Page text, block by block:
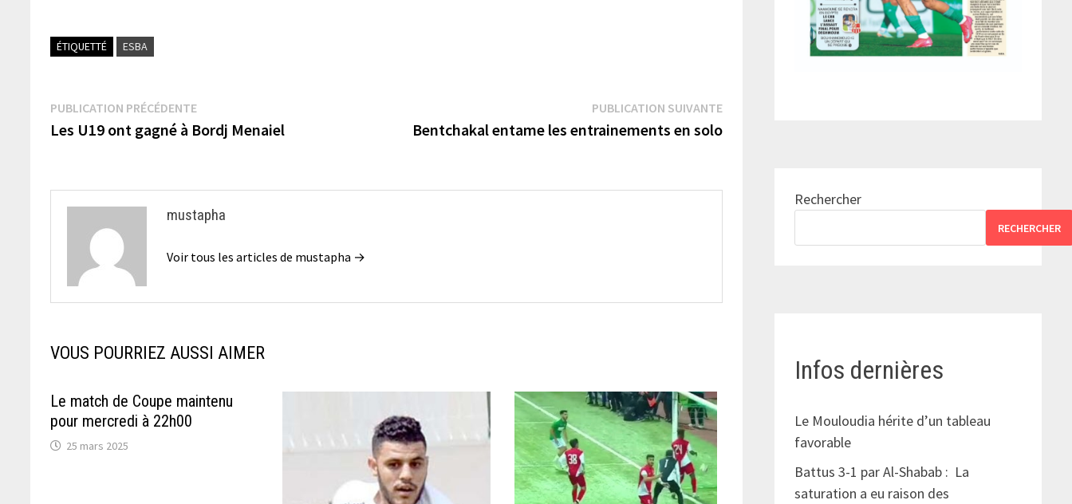
ÉTIQUETTÉ ESBA
Navigation
de
PUBLICATION PRÉCÉDENTEPublication
précédente :
Les U19 ont gagné à Bordj Menaiel
PUBLICATION SUIVANTEPublication
suivante :
Bentchakal entame les entrainements en solo
mustapha
Voir tous les articles de mustapha →
VOUS POURRIEZ AUSSI AIMER
Le match de Coupe maintenu
pour mercredi à 22h00
25 mars 2025
Rechercher
RECHERCHER
Infos dernières
Le Mouloudia hérite d’un tableau
favorable
Battus 3-1 par Al-Shabab : La
saturation a eu raison des